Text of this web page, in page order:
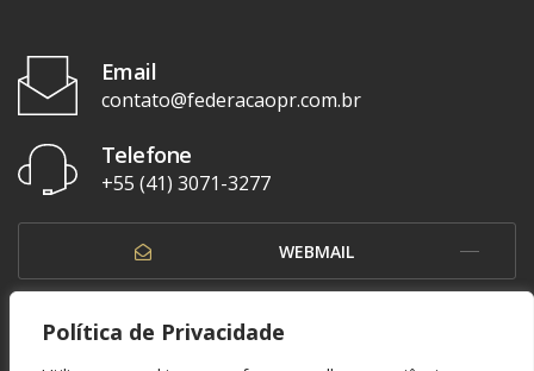
Política de Privacidade
Email
contato@federacaopr.com.br
Telefone
+55 (41) 3071-3277
WEBMAIL
OUVIDORIA